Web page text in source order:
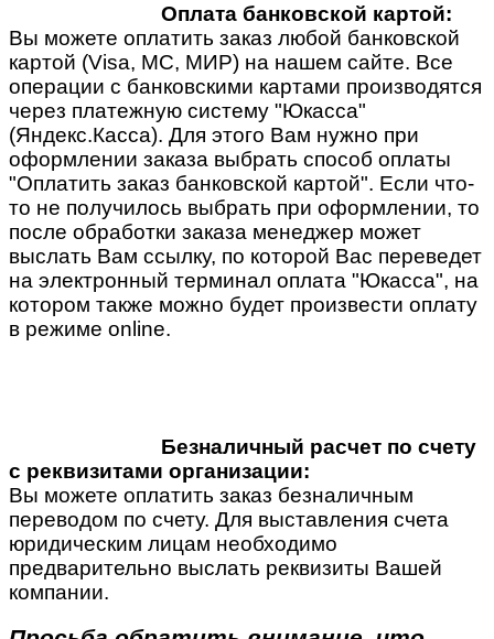
Оплата банковской картой:
Вы можете оплатить заказ любой банковской
картой (Visa, MC, МИР) на нашем сайте. Все
операции с банковскими картами производятся
через платежную систему "Юкасса"
(Яндекс.Касса). Для этого Вам нужно при
оформлении заказа выбрать способ оплаты
"Оплатить заказ банковской картой". Если что-
то не получилось выбрать при оформлении, то
после обработки заказа менеджер может
выслать Вам ссылку, по которой Вас переведет
на электронный терминал оплата "Юкасса", на
котором также можно будет произвести оплату
в режиме online.
Безналичный расчет по счету
с реквизитами организации:
Вы можете оплатить заказ безналичным
переводом по счету. Для выставления счета
юридическим лицам необходимо
предварительно выслать реквизиты Вашей
компании.